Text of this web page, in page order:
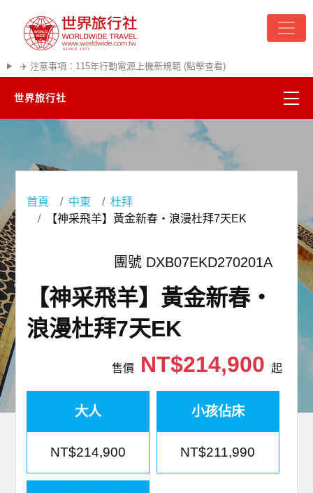
✈️ 注意事項：115年行動電源上機新規範 (點擊查看)
世界旅行社
熱門韓國
超夯日本
悠遊美加
遊輪河輪
世界臻旅
二人成行
首頁 中東
杜拜
【神采飛羊】黃金新春・浪漫杜拜7天EK
團號 DXB07EKD270201A
【神采飛羊】黃金新春・
浪漫杜拜7天EK
售價NT$214,900 起
大人
NT$214,900
小孩佔床
NT$211,990